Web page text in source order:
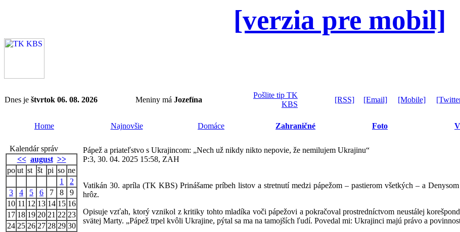
[verzia pre mobil]
Dnes je štvrtok 06. 08. 2026 Meniny má Jozefína
Pošlite tip TK
KBS
[RSS] [Email] [Mobile]
Home Najnovšie Domáce Zahraničné Foto
Kalendár správ
<< august >>
po ut st št pi so ne
1
2
3
4 5 6 7 8
9
10 11 12 13 14 15 16
17 18 19 20 21 22 23
24 25 26 27 28 29 30
Pápež a priateľstvo s Ukrajincom: „Nech už nikdy nikto nepovie, že nemilujem Ukrajinu“
P:3, 30. 04. 2025 15:58, ZAH
Vatikán 30. apríla (TK KBS) Prinášame príbeh listov a stretnutí medzi pápežom – pastierom všetkých – a
hrôz.
Opisuje vzťah, ktorý vznikol z kritiky tohto mladíka voči pápežovi a pokračoval prostredníctvom neustálej
svätej Marty. „Pápež trpel kvôli Ukrajine, pýtal sa ma na tamojších ľudí. Povedal mi: Ukrajinci majú právo a